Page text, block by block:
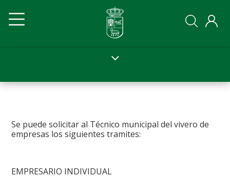
contenido
principal
principal
principal
Se puede solicitar al Técnico municipal del vivero de
empresas los siguientes tramites:
EMPRESARIO INDIVIDUAL